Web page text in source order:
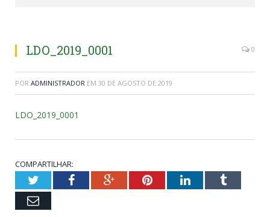
LDO_2019_0001 0
POR ADMINISTRADOR EM 30 DE AGOSTO DE 2019
LDO_2019_0001
COMPARTILHAR:
TwitterFacebookGoogle+PinterestLinkedInTumblr
Email